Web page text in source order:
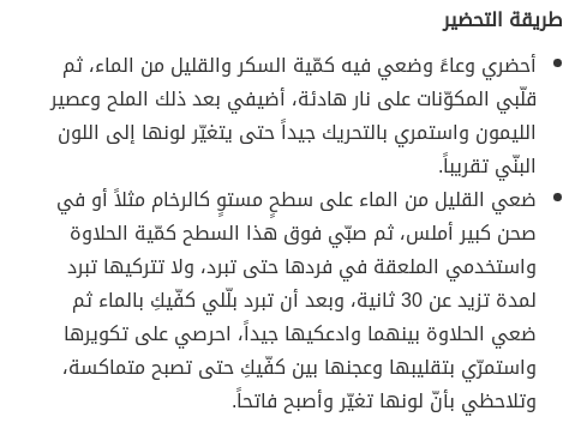
طريقة التحضير
أحضري وعاءً وضعي فيه كمّية السكر والقليل من الماء، ثم
قلّبي المكوّنات على نار هادئة، أضيفي بعد ذلك الملح وعصير
الليمون واستمري بالتحريك جيداً حتى يتغيّر لونها إلى اللون
البنّي تقريباً.
ضعي القليل من الماء على سطحٍ مستوٍ كالرخام مثلاً أو في
صحن كبير أملس، ثم صبّي فوق هذا السطح كمّية الحلاوة
واستخدمي الملعقة في فردها حتى تبرد، ولا تتركيها تبرد
لمدة تزيد عن 30 ثانية، وبعد أن تبرد بلّلي كفّيكِ بالماء ثم
ضعي الحلاوة بينهما وادعكيها جيداً، احرصي على تكويرها
واستمرّي بتقليبها وعجنها بين كفّيكِ حتى تصبح متماكسة،
وتلاحظي بأنّ لونها تغيّر وأصبح فاتحاً.